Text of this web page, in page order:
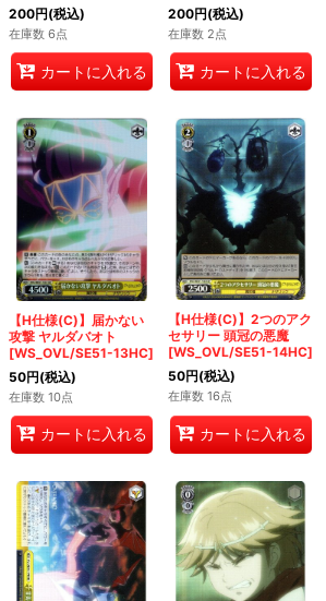
200円(税込)
在庫数 6点
カートに入れる
200円(税込)
在庫数 2点
カートに入れる
【H仕様(C)】届かない
攻撃 ヤルダバオト
[WS_OVL/SE51-13HC]
50円(税込)
在庫数 10点
カートに入れる
【H仕様(C)】2つのアク
セサリー 頭冠の悪魔
[WS_OVL/SE51-14HC]
50円(税込)
在庫数 16点
カートに入れる